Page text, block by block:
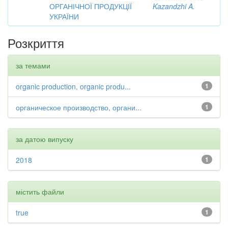
ОРГАНІЧНОЇ ПРОДУКЦІЇ
УКРАЇНИ
Kazandzhi A.
Розкриття
за темами
1
organic production, organic produ...
1
органическое производство, органи...
за датою випуску
1
2018
містить файли
1
true